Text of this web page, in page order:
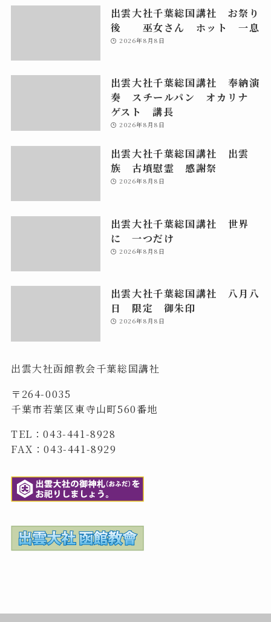
出雲大社千葉総国講社 お祭り
後 巫女さん ホット 一息
2026年8月8日
出雲大社千葉総国講社 奉納演
奏 スチールパン オカリナ
ゲスト 講長
2026年8月8日
出雲大社千葉総国講社 出雲
族 古墳慰霊 感謝祭
2026年8月8日
出雲大社千葉総国講社 世界
に 一つだけ
2026年8月8日
出雲大社千葉総国講社 八月八
日 限定 御朱印
2026年8月8日
出雲大社函館教会千葉総国講社
〒264-0035
千葉市若葉区東寺山町560番地
TEL：043-441-8928
FAX：043-441-8929